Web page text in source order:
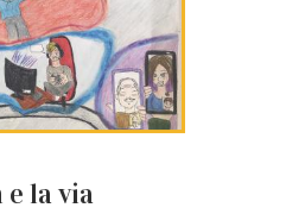
la via